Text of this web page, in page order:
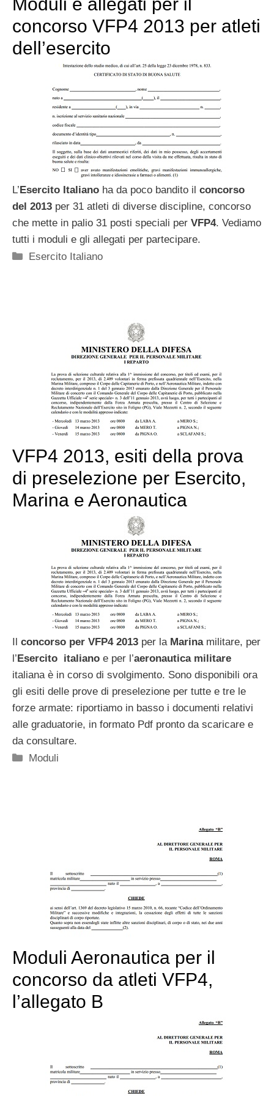
concorso VFP4 2013 per atleti
dell’esercito
L’Esercito Italiano ha da poco bandito il concorso
del 2013 per 31 atleti di diverse discipline, concorso
che mette in palio 31 posti speciali per VFP4. Vediamo
tutti i moduli e gli allegati per partecipare.
Categorie
Esercito Italiano
VFP4 2013, esiti della prova
di preselezione per Esercito,
Marina e Aeronautica
Il concorso per VFP4 2013 per la Marinamilitare, per
l’Esercito italiano e per l’aeronautica militare
italiana è in corso di svolgimento. Sono disponibili ora
gli esiti delle prove di preselezione per tutte e tre le
forze armate: riportiamo in basso i documenti relativi
alle graduatorie, in formato Pdf pronto da scaricare e
da consultare.
Categorie
Moduli
Moduli Aeronautica per il
concorso da atleti VFP4,
l’allegato B